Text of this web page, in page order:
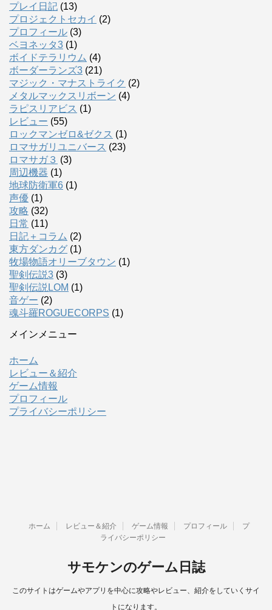
プレイ日記 (13)
プロジェクトセカイ (2)
プロフィール (3)
ベヨネッタ3 (1)
ボイドテラリウム (4)
ボーダーランズ3 (21)
マジック・マナストライク (2)
メタルマックスリボーン (4)
ラピスリアビス (1)
レビュー (55)
ロックマンゼロ&ゼクス (1)
ロマサガリユニバース (23)
ロマサガ３ (3)
周辺機器 (1)
地球防衛軍6 (1)
声優 (1)
攻略 (32)
日常 (11)
日記＋コラム (2)
東方ダンカグ (1)
牧場物語オリーブタウン (1)
聖剣伝説3 (3)
聖剣伝説LOM (1)
音ゲー (2)
魂斗羅ROGUECORPS (1)
メインメニュー
ホーム
レビュー＆紹介
ゲーム情報
プロフィール
プライバシーポリシー
ホーム レビュー＆紹介 ゲーム情報 プロフィール
プ
ライバシーポリシー
サモケンのゲーム日誌
このサイトはゲームやアプリを中心に攻略やレビュー、紹介をしていくサイ
トになります。